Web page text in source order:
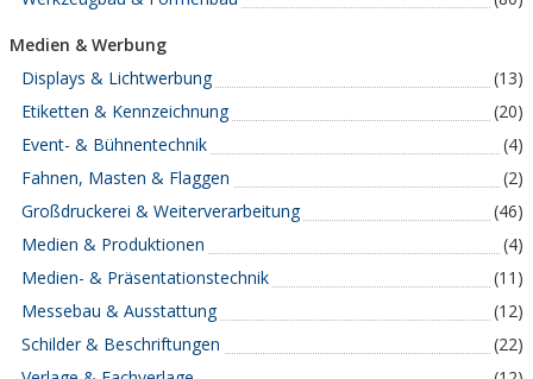
Medien & Werbung
Displays & Lichtwerbung
(13)
Etiketten & Kennzeichnung
(20)
Event- & Bühnentechnik
(4)
Fahnen, Masten & Flaggen
(2)
Großdruckerei & Weiterverarbeitung
(46)
Medien & Produktionen
(4)
Medien- & Präsentationstechnik
(11)
Messebau & Ausstattung
(12)
Schilder & Beschriftungen
(22)